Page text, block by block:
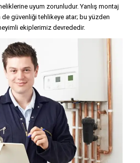
uyum zorunludur. Yanlış montaj
güvenliği tehlikeye atar; bu yüzden
ekiplerimiz devrededir.